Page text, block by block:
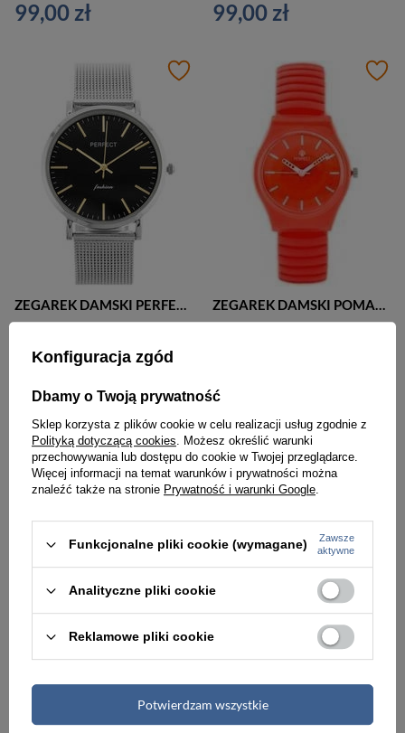
99,00 zł 99,00 zł
ZEGAREK DAMSKI PERFECT F345 SREBRNY (zp984b) ZEGAREK DAMSKI POMARAŃCZOWY PERFECT S31 - orange (zp831c)
ZEGAREK DZIECIĘCY NA PASKU KOLOROWY PERFECT - TUTTI FRUTTI I (zp681f)
69,00 zł 89,99 zł
Konfiguracja zgód
Dbamy o Twoją prywatność
Sklep korzysta z plików cookie w celu realizacji usług zgodnie z
Polityką dotyczącą cookies. Możesz określić warunki
przechowywania lub dostępu do cookie w Twojej przeglądarce.
Więcej informacji na temat warunków i prywatności można
znaleźć także na stronie Prywatność i warunki Google.
Funkcjonalne pliki cookie (wymagane)
Zawsze
aktywne
Analityczne pliki cookie
Reklamowe pliki cookie
Potwierdzam wszystkie